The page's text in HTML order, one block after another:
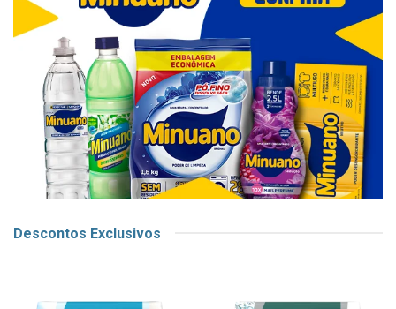
Descontos Exclusivos